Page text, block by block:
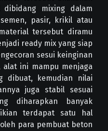
mixing dalam
pasir, krikil atau
tersebut diramu
ready mix yang siap
sesui keinginan
alat ini mampu menjaga
dibuat, kemudian nilai
juga stabil sesuai
diharapkan banyak
terdapat satu hal
para pembuat beton